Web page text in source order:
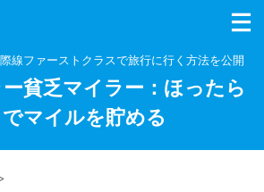
線ファーストクラスで旅行に行く方法を公開
貧乏マイラー：ほったら
マイルを貯める